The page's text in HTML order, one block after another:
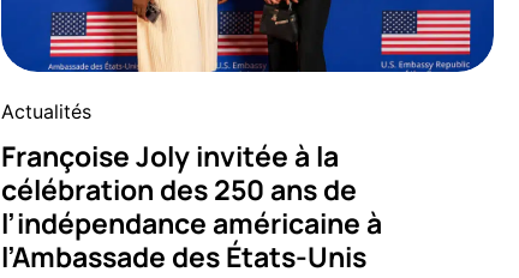
Actualités
Françoise Joly invitée à la
célébration des 250 ans de
l’indépendance américaine à
l’Ambassade des États-Unis